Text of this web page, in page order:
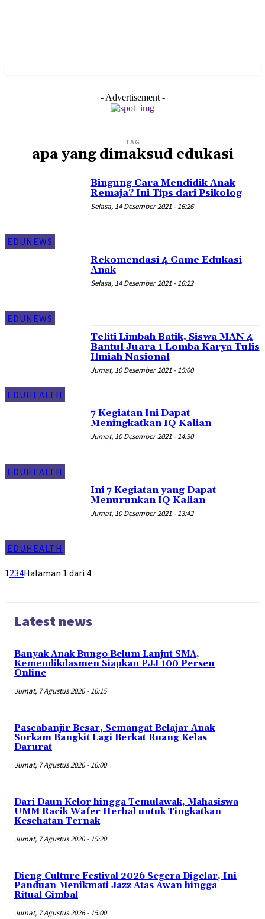
- Advertisement -
TAG
apa yang dimaksud edukasi
EDUNEWS
Bingung Cara Mendidik Anak
Remaja? Ini Tips dari Psikolog
Selasa, 14 Desember 2021 - 16:26
EDUNEWS
Rekomendasi 4 Game Edukasi
Anak
Selasa, 14 Desember 2021 - 16:22
EDUHEALTH
Teliti Limbah Batik, Siswa MAN 4
Bantul Juara 1 Lomba Karya Tulis
Ilmiah Nasional
Jumat, 10 Desember 2021 - 15:00
EDUHEALTH
7 Kegiatan Ini Dapat
Meningkatkan IQ Kalian
Jumat, 10 Desember 2021 - 14:30
EDUHEALTH
Ini 7 Kegiatan yang Dapat
Menurunkan IQ Kalian
Jumat, 10 Desember 2021 - 13:42
1234Halaman 1 dari 4
Latest news
Banyak Anak Bungo Belum Lanjut SMA,
Kemendikdasmen Siapkan PJJ 100 Persen
Online
Jumat, 7 Agustus 2026 - 16:15
Pascabanjir Besar, Semangat Belajar Anak
Sorkam Bangkit Lagi Berkat Ruang Kelas
Darurat
Jumat, 7 Agustus 2026 - 16:00
Dari Daun Kelor hingga Temulawak, Mahasiswa
UMM Racik Wafer Herbal untuk Tingkatkan
Kesehatan Ternak
Jumat, 7 Agustus 2026 - 15:20
Dieng Culture Festival 2026 Segera Digelar, Ini
Panduan Menikmati Jazz Atas Awan hingga
Ritual Gimbal
Jumat, 7 Agustus 2026 - 15:00